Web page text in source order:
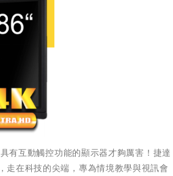
有互動觸控功能的顯示器才夠厲害！捷達
在科技的尖端，專為情境教學與視訊會